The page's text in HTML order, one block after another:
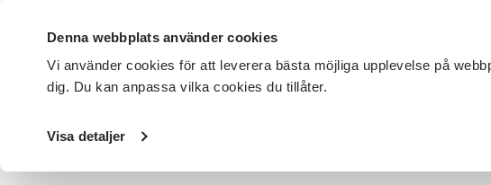
Denna webbplats använder cookies
Vi använder cookies för att leverera bästa möjliga upplevelse på
dig. Du kan anpassa vilka cookies du tillåter.
Visa detaljer
DET HÄR GÖR VI FÖR DIG SOM SÖK KURSER OCH EVENEMANG
Startsida / Kurser och evenemang